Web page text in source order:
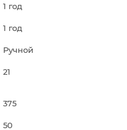
1 год
1 год
Ручной
21
375
50